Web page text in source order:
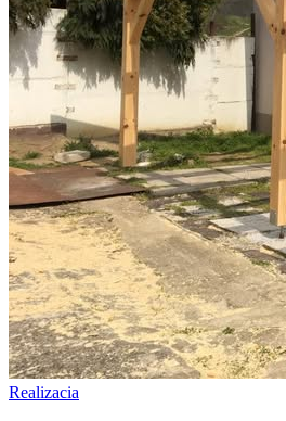
Realizacia